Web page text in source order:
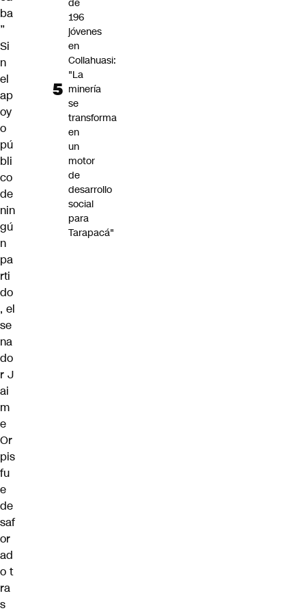
ba
”
Si
n
el
ap
oy
o
pú
bli
co
de
nin
gú
n
pa
rti
do
, el
se
na
do
r J
ai
m
e
Or
pis
fu
e
de
saf
or
ad
o t
ra
s
de
196
jóvenes
en
Collahuasi:
"La
minería
se
transforma
en
un
motor
de
desarrollo
social
para
Tarapacá"